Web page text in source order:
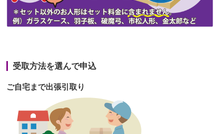
第43回人形供養祭令和3年4月23日(金)
第39回人形供養祭令和2年10月22日(木)
第38回人形供養祭 令和2年8月26日(水)
受取方法を選んで申込
ご自宅まで出張引取り